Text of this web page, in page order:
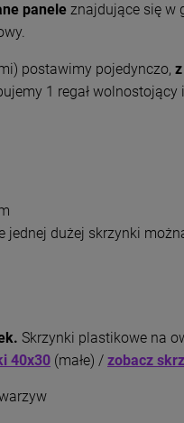
panele znajdujące się w
postawimy pojedynczo,
1 regał
dużej skrzynki
Skrzynki plastikowe na
40x30 (małe) / zobacz